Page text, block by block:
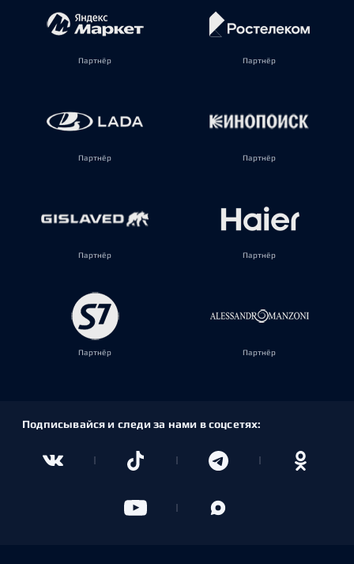
Партнёр Партнёр
Партнёр Партнёр
Партнёр Партнёр
Партнёр Партнёр
Подписывайся и следи за нами в соцсетях: